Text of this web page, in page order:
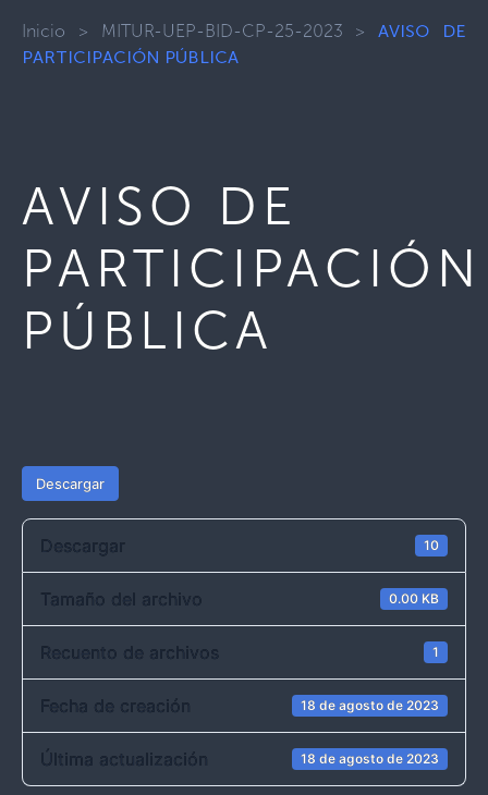
Inicio > MITUR-UEP-BID-CP-25-2023 >AVISO DE
PARTICIPACIÓN PÚBLICA
AVISO DE
PARTICIPACIÓN
PÚBLICA
Descargar
Descargar 10
Tamaño del archivo 0.00 KB
Recuento de archivos 1
Fecha de creación 18 de agosto de 2023
Última actualización 18 de agosto de 2023